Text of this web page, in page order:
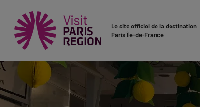
Le site officiel de la destination
Paris Île-de-France